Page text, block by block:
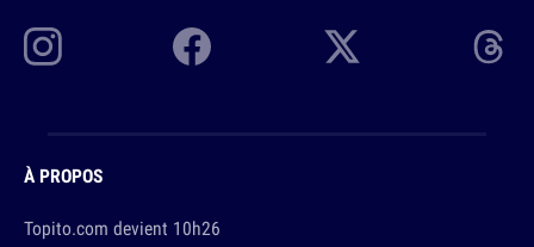
À PROPOS
Topito.com devient 10h26